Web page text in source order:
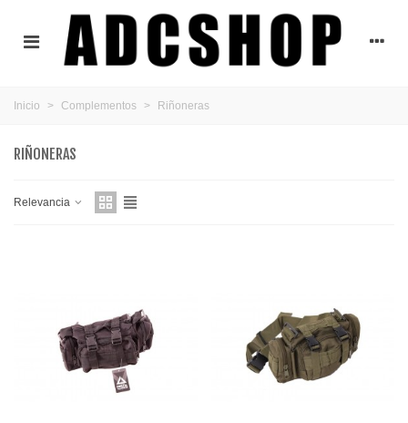
Inicio > Complementos > Riñoneras
RIÑONERAS
Relevancia